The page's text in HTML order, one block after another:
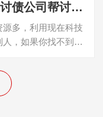
为什么要找石家庄讨债公司帮讨要欠款？讨债公司优势？
多，利用现在科技
，如果你找不到人